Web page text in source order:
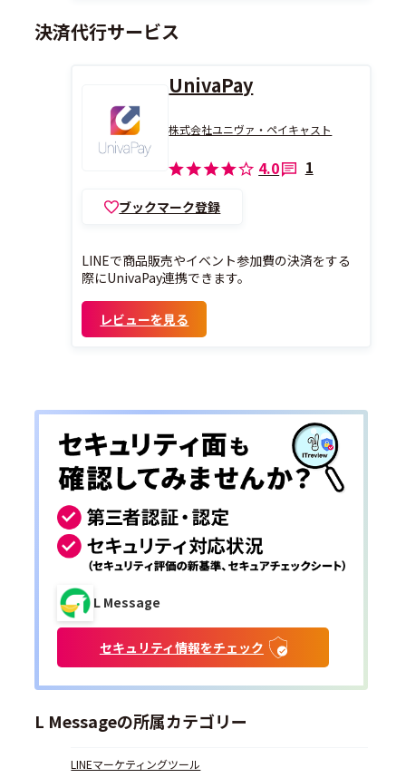
決済代行サービス
UnivaPay
株式会社ユニヴァ・ペイキャスト
4.0 1
ブックマーク登録
LINEで商品販売やイベント参加費の決済をする
際にUnivaPay連携できます。
レビューを見る
L Message
セキュリティ情報をチェック
L Messageの所属カテゴリー
LINEマーケティングツール